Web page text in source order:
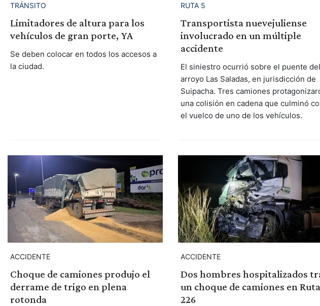
TRÁNSITO
Limitadores de altura para los
vehículos de gran porte, YA
Se deben colocar en todos los accesos a
la ciudad.
RUTA 5
Transportista nuevejuliense
involucrado en un múltiple
accidente
El siniestro ocurrió sobre el puente del
arroyo Las Saladas, en jurisdicción de
Suipacha. Tres camiones
una colisión en cadena que culminó
el vuelco de uno de los vehículos.
ACCIDENTE
Choque de camiones produjo el
derrame de trigo en plena
rotonda
ACCIDENTE
Dos hombres hospitalizados
un choque de camiones en Ruta
226